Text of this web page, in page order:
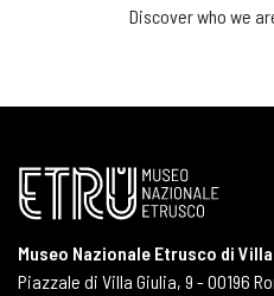
Discover who we
Museo Nazionale Etrusco di
Piazzale di Villa Giulia, 9 - 00196